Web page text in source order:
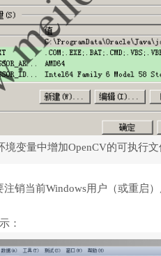
境变量中增加OpenCV的可执行文
销当前Windows用户（或重启）
：